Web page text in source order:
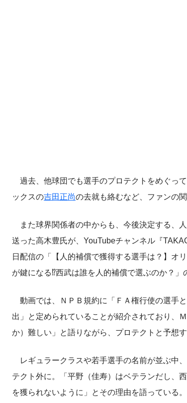
過去、他球団でも選手のプロテクトをめぐっ
ックスの吉田正尚の去就も絡むなど、ファンの
また球界関係者の中からも、今後決定する、
送った高木豊氏が、YouTubeチャンネル『
日配信の「【人的補償で獲得する選手は？】オ
が鍵になる⁉︎西武は誰を人的補償で選ぶのか？
動画では、ＮＰＢ規約に「ＦＡ権行使の選手
出」と定められていることが紹介されており、
か）難しい」と語りながら、プロテクトと予想
レギュラークラスや若手選手の名前が並ぶ中
テクト外に。「平野（佳寿）はベテランだし、
を獲られないように」とその理由を語っている。